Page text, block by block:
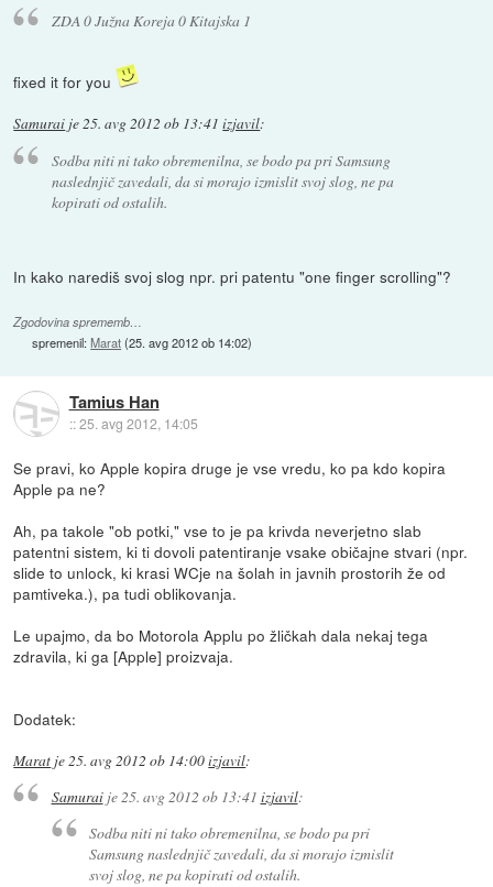
ZDA 0 Južna Koreja 0 Kitajska 1
fixed it for you
Samurai je25. avg 2012 ob 13:41 izjavil:
Sodba niti ni tako obremenilna, se bodo pa pri Samsung
naslednjič zavedali, da si morajo izmislit svoj slog, ne pa
kopirati od ostalih.
In kako narediš svoj slog npr. pri patentu "one finger scrolling"?
Zgodovina sprememb…
spremenil:Marat(25. avg 2012 ob 14:02)
Tamius Han
::25. avg 2012, 14:05
Se pravi, ko Apple kopira druge je vse vredu, ko pa kdo kopira
Apple pa ne?
Ah, pa takole "ob potki," vse to je pa krivda neverjetno slab
patentni sistem, ki ti dovoli patentiranje vsake običajne stvari (npr.
slide to unlock, ki krasi WCje na šolah in javnih prostorih že od
pamtiveka.), pa tudi oblikovanja.
Le upajmo, da bo Motorola Applu po žličkah dala nekaj tega
zdravila, ki ga [Apple] proizvaja.
Dodatek:
Marat je25. avg 2012 ob 14:00izjavil:
Samuraije25. avg 2012 ob 13:41 izjavil:
Sodba niti ni tako obremenilna, se bodo pa pri
Samsung naslednjič zavedali, da si morajo izmislit
svoj slog, ne pa kopirati od ostalih.